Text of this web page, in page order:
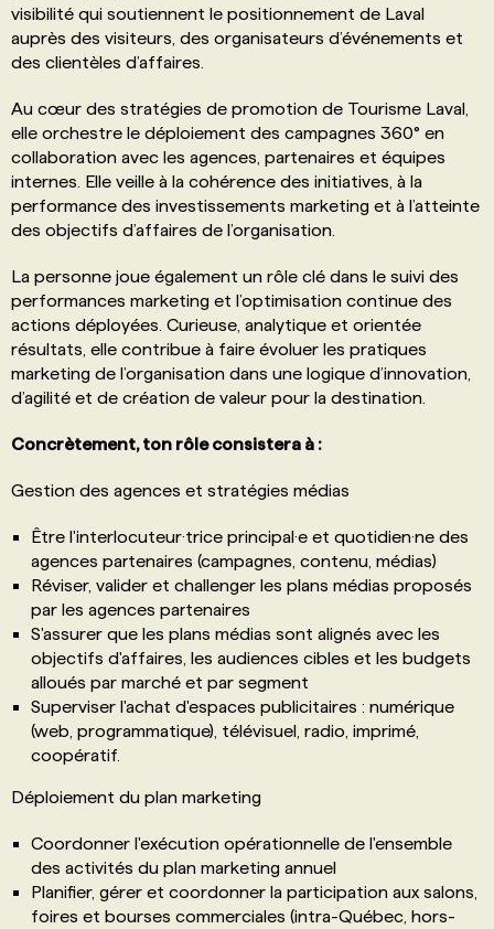
visibilité qui soutiennent le positionnement de Laval
auprès des visiteurs, des organisateurs d’événements et
des clientèles d’affaires.
Au cœur des stratégies de promotion de Tourisme Laval,
elle orchestre le déploiement des campagnes 360° en
collaboration avec les agences, partenaires et équipes
internes. Elle veille à la cohérence des initiatives, à la
performance des investissements marketing et à l’atteinte
des objectifs d’affaires de l’organisation.
La personne joue également un rôle clé dans le suivi des
performances marketing et l’optimisation continue des
actions déployées. Curieuse, analytique et orientée
résultats, elle contribue à faire évoluer les pratiques
marketing de l’organisation dans une logique d’innovation,
d’agilité et de création de valeur pour la destination.
Concrètement, ton rôle consistera à :
Gestion des agences et stratégies médias
Être l'interlocuteur·trice principal·e et quotidien·ne des
agences partenaires (campagnes, contenu, médias)
Réviser, valider et challenger les plans médias proposés
par les agences partenaires
S'assurer que les plans médias sont alignés avec les
objectifs d'affaires, les audiences cibles et les budgets
alloués par marché et par segment
Superviser l'achat d'espaces publicitaires : numérique
(web, programmatique), télévisuel, radio, imprimé,
coopératif.
Déploiement du plan marketing
Coordonner l'exécution opérationnelle de l'ensemble
des activités du plan marketing annuel
Planifier, gérer et coordonner la participation aux salons,
foires et bourses commerciales (intra-Québec, hors-